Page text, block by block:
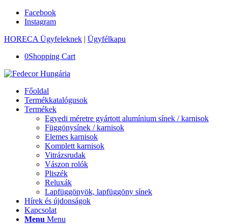
Facebook
Instagram
HORECA Ügyfeleknek | Ügyfélkapu
0Shopping Cart
Főoldal
Termékkatalógusok
Termékek
Egyedi méretre gyártott alumínium sínek / karnisok
Függönysínek / karnisok
Elemes karnisok
Komplett karnisok
Vitrázsrudak
Vászon rolók
Pliszék
Reluxák
Lapfüggönyök, lapfüggöny sínek
Hírek és újdonságok
Kapcsolat
Menu Menu